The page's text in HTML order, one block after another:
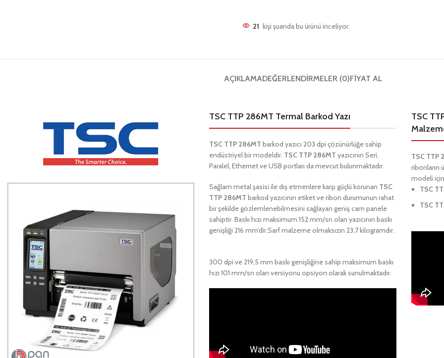
21 kişi şuanda bu ürünü inceliyor.
AÇIKLAMADEĞERLENDIRMELER (0)FIYAT AL
TSC TTP 286MT Termal Barkod Yazı
TSC TTP 286MT barkod yazıcı 203 dpi çözünürlüğe sahip
endüstriyel bir modeldir. TSC TTP 286MTyazıcının Seri,
Paralel, Ethernet ve USB portları da mevcut bulunmaktadır.
Sağlam metal şasisi iledış etmenlere karşı güçlü korunan TSC
TTP 286MT barkod yazıcının etiket ve ribon durumunun rahat
bir şekilde gözlemlenebilmesini sağlayan geniş cam panele
sahiptir. Baskı hızı maksimum 152 mm/sn olan yazıcının baskı
genişliği 216 mm’dir.Sarf malzeme olmaksızın 23,7 kilogramdır.
300 dpi ve 219,5 mm baskı genişliğine sahip maksimum baskı
hızı 101 mm/sn olan versiyonu opsiyon olarak sunulmaktadır.
TSC
TSC TTP
ribonların
modeli
TSC
TSC